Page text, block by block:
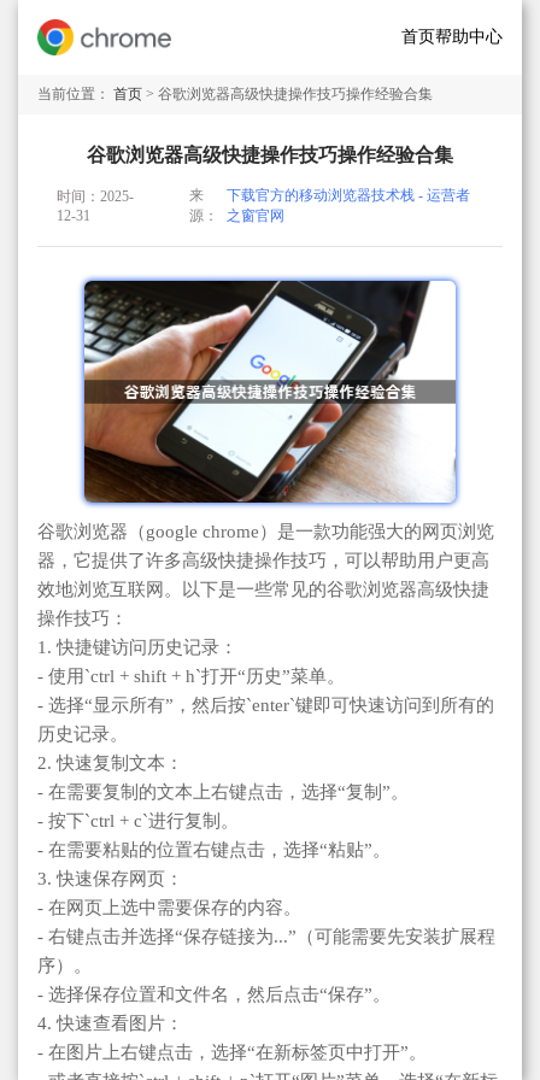
首页帮助中心
当前位置： 首页 > 谷歌浏览器高级快捷操作技巧操作经验合集
谷歌浏览器高级快捷操作技巧操作经验合集
时间：2025-
12-31
来
源：
下载官方的移动浏览器技术栈 - 运营者
之窗官网
谷歌浏览器（google chrome）是一款功能强大的网页浏览
器，它提供了许多高级快捷操作技巧，可以帮助用户更高
效地浏览互联网。以下是一些常见的谷歌浏览器高级快捷
操作技巧：
1. 快捷键访问历史记录：
- 使用`ctrl + shift + h`打开“历史”菜单。
- 选择“显示所有”，然后按`enter`键即可快速访问到所有的
历史记录。
2. 快速复制文本：
- 在需要复制的文本上右键点击，选择“复制”。
- 按下`ctrl + c`进行复制。
- 在需要粘贴的位置右键点击，选择“粘贴”。
3. 快速保存网页：
- 在网页上选中需要保存的内容。
- 右键点击并选择“保存链接为...”（可能需要先安装扩展程
序）。
- 选择保存位置和文件名，然后点击“保存”。
4. 快速查看图片：
- 在图片上右键点击，选择“在新标签页中打开”。